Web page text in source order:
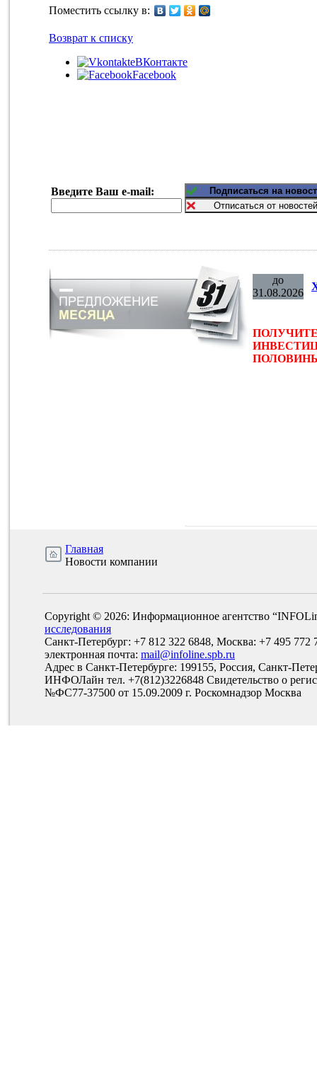
Поместить ссылку в:
Возврат к списку
ВКонтакте
Facebook
Введите Ваш e-mail:
до
31.08.2026
ПОЛОВИНЫ
Главная
Новости компании
Copyright © 2026: Информационное агентство
исследования
Санкт-Петербург: +7 812 322 6848, Москва: +7 495 772
электронная почта: mail@infoline.spb.ru
Адрес в Санкт-Петербурге: 199155, Россия, Санкт-
ИНФОЛайн тел. +7(812)3226848 Свидетельство о
№ФС77-37500 от 15.09.2009 г. Роскомнадзор Москва